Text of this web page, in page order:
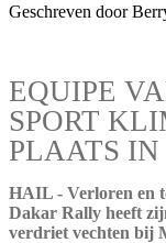
Geschreven door
EQUIPE
SPORT
PLAATS
HAIL - Verloren en
Dakar Rally heeft
verdriet vechten bij